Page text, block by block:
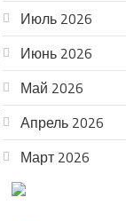
Июль 2026
Июнь 2026
Май 2026
Апрель 2026
Март 2026